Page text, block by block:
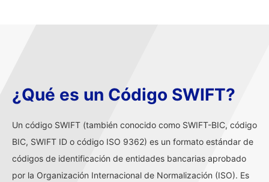
¿Qué es un Código SWIFT?
Un código SWIFT (también conocido como SWIFT-BIC, código
BIC, SWIFT ID o código ISO 9362) es un formato estándar de
códigos de identificación de entidades bancarias aprobado
por la Organización Internacional de Normalización (ISO). Es